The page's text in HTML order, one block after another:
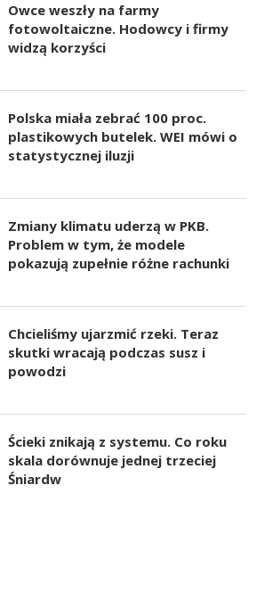
Owce weszły na farmy
fotowoltaiczne. Hodowcy i firmy
widzą korzyści
Polska miała zebrać 100 proc.
plastikowych butelek. WEI mówi o
statystycznej iluzji
Zmiany klimatu uderzą w PKB.
Problem w tym, że modele
pokazują zupełnie różne rachunki
Chcieliśmy ujarzmić rzeki. Teraz
skutki wracają podczas susz i
powodzi
Ścieki znikają z systemu. Co roku
skala dorównuje jednej trzeciej
Śniardw